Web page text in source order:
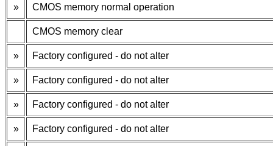
» CMOS memory normal operation
CMOS memory clear
» Factory configured - do not alter
» Factory configured - do not alter
» Factory configured - do not alter
» Factory configured - do not alter